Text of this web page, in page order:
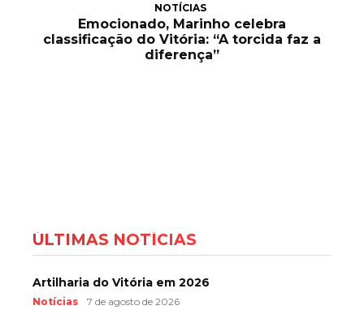
NOTÍCIAS
Emocionado, Marinho celebra
classificação do Vitória: “A torcida faz a
diferença”
ÚLTIMAS NOTÍCIAS
Artilharia do Vitória em 2026
Notícias 7 de agosto de 2026